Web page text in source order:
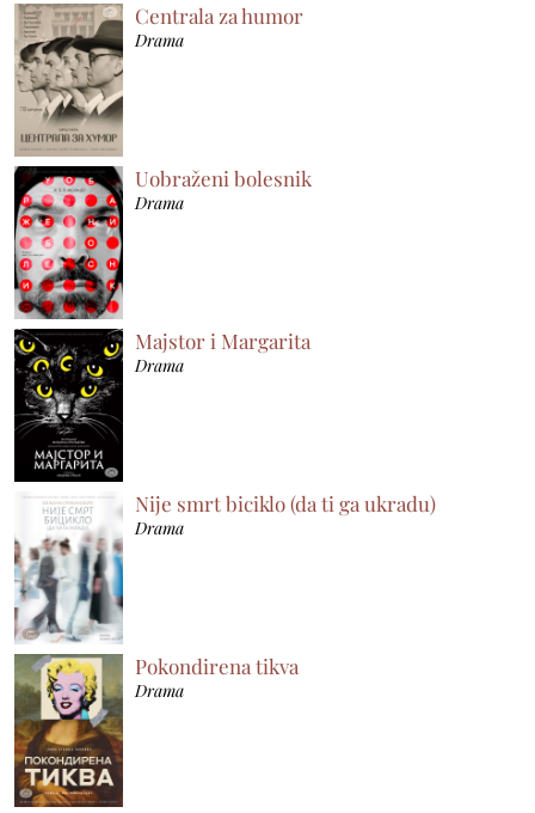
Centrala za humor
Drama
Uobraženi bolesnik
Drama
Majstor i Margarita
Drama
Nije smrt biciklo (da ti ga ukradu)
Drama
Pokondirena tikva
Drama